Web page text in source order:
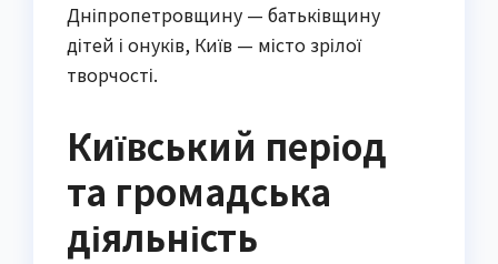
Дніпропетровщину — батьківщину
дітей і онуків, Київ — місто зрілої
творчості.
Київський період
та громадська
діяльність